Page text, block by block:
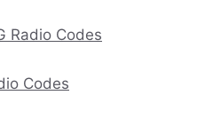
Radio Codes
Codes